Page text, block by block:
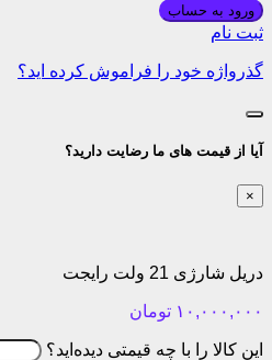
ورود به حساب
ثبت نام
گذرواژه خود را فراموش کرده اید؟
آیا از قیمت های ما رضایت دارید؟
×
دریل شارژی 21 ولت رایجت
۱۰,۰۰۰,۰۰۰ تومان
این کالا را با چه قیمتی دیده‌اید؟